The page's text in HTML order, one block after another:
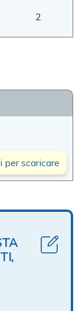
2
per scaricare